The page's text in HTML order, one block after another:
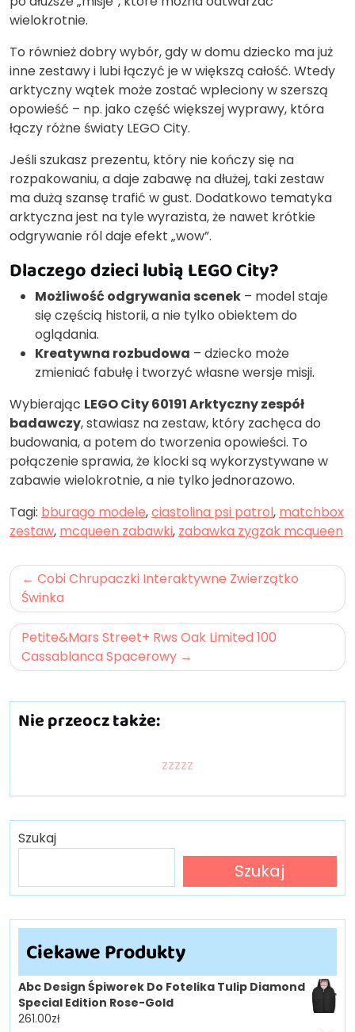
wielokrotnie.
To również dobry wybór, gdy w domu dziecko ma już
inne zestawy i lubi łączyć je w większą całość. Wtedy
arktyczny wątek może zostać wpleciony w szerszą
opowieść – np. jako część większej wyprawy, która
łączy różne światy LEGO City.
Jeśli szukasz prezentu, który nie kończy się na
rozpakowaniu, a daje zabawę na dłużej, taki zestaw
ma dużą szansę trafić w gust. Dodatkowo tematyka
arktyczna jest na tyle wyrazista, że nawet krótkie
odgrywanie ról daje efekt „wow”.
Dlaczego dzieci lubią LEGO City?
Możliwość odgrywania scenek – model staje
się częścią historii, a nie tylko obiektem do
oglądania.
Kreatywna rozbudowa – dziecko może
zmieniać fabułę i tworzyć własne wersje misji.
Wybierając LEGO City 60191 Arktyczny zespół
badawczy, stawiasz na zestaw, który zachęca do
budowania, a potem do tworzenia opowieści. To
połączenie sprawia, że klocki są wykorzystywane w
zabawie wielokrotnie, a nie tylko jednorazowo.
Tagi: bburago modele,ciastolina psi patrol, matchbox
zestaw, mcqueen zabawki, zabawka zygzak mcqueen
Nawigacja
wpisu
Cobi Chrupaczki Interaktywne Zwierzątko
Świnka
Petite&Mars Street+ Rws Oak Limited 100
Cassablanca Spacerowy
Nie przeocz także:
zzzzz
Szukaj
Szukaj
Ciekawe Produkty
Abc Design Śpiworek Do Fotelika Tulip Diamond
Special Edition Rose-Gold
261.00zł